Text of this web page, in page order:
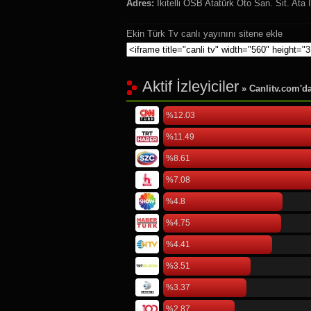
Adres: İkitelli OSB Atatürk Oto San. Sit. Ata
Ekin Türk Tv canlı yayınını sitene ekle
Aktif İzleyiciler »
%12.03
%11.49
%8.61
%7.08
%4.8
%4.75
%4.41
%3.51
%3.37
%2.87